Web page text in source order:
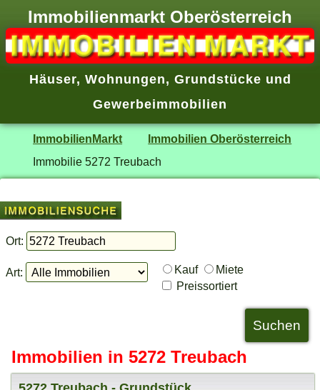
Immobilienmarkt Oberösterreich
Häuser, Wohnungen, Grundstücke und
Gewerbeimmobilien
ImmobilienMarkt
Immobilien Oberösterreich
Immobilie 5272 Treubach
Ort:
Art: Kauf
Miete
Preissortiert
Immobilien in 5272 Treubach